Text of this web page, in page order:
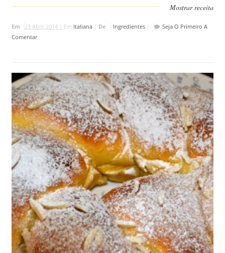
Mostrar receita
Em 23 Abril, 2014 | Em Italiana| De Ingredientes|
Seja O Primeiro A
Comentar